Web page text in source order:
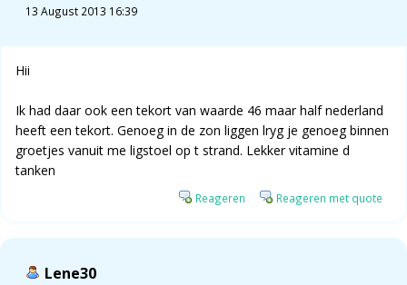
13 August 2013 16:39
Hii
Ik had daar ook een tekort van waarde 46 maar half nederland
heeft een tekort. Genoeg in de zon liggen lryg je genoeg binnen
groetjes vanuit me ligstoel op t strand. Lekker vitamine d
tanken
Reageren Reageren met quote
Lene30